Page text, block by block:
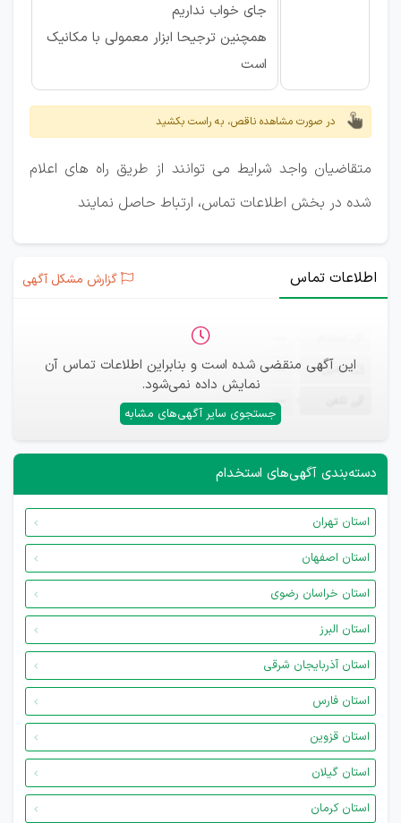
جای خواب نداریم
همچنین ترجیحا ابزار معمولی با مکانیک
است
در صورت مشاهده ناقص، به راست بکشید
متقاضیان واجد شرایط می توانند از طریق راه های اعلام
شده در بخش اطلاعات تماس، ارتباط حاصل نمایند
اطلاعات تماس گزارش مشکل آگهی
این آگهی منقضی شده است و بنابراین اطلاعات تماس آن
نمایش داده نمی‌شود.
جستجوی سایر آگهی‌های مشابه
ایمیل —
—
دسته‌بندی آگهی‌های استخدام
استان تهران
استان اصفهان
استان خراسان رضوی
استان البرز
استان آذربایجان شرقی
استان فارس
استان قزوین
استان گیلان
استان کرمان